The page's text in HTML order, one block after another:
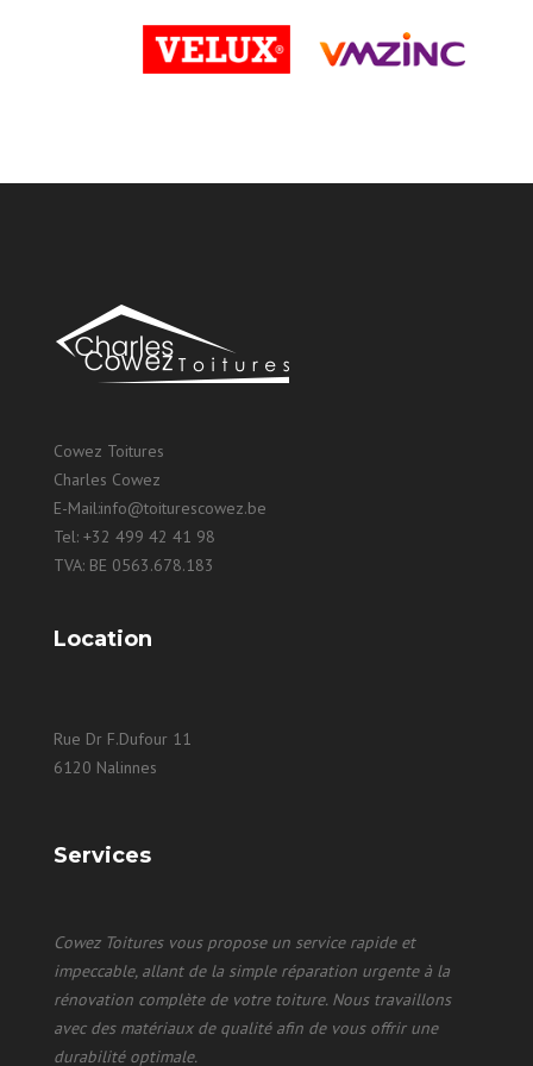
Cowez Toitures
Charles Cowez
E-Mail:info@toiturescowez.be
Tel: +32 499 42 41 98
TVA: BE 0563.678.183
Location
Rue Dr F.Dufour 11
6120 Nalinnes
Services
Cowez Toitures vous propose un service rapide et
impeccable, allant de la simple réparation urgente à la
rénovation complète de votre toiture. Nous travaillons
avec des matériaux de qualité afin de vous offrir une
durabilité optimale.